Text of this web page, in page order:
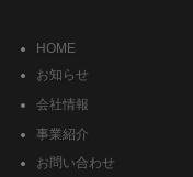
HOME
お知らせ
会社情報
事業紹介
お問い合わせ